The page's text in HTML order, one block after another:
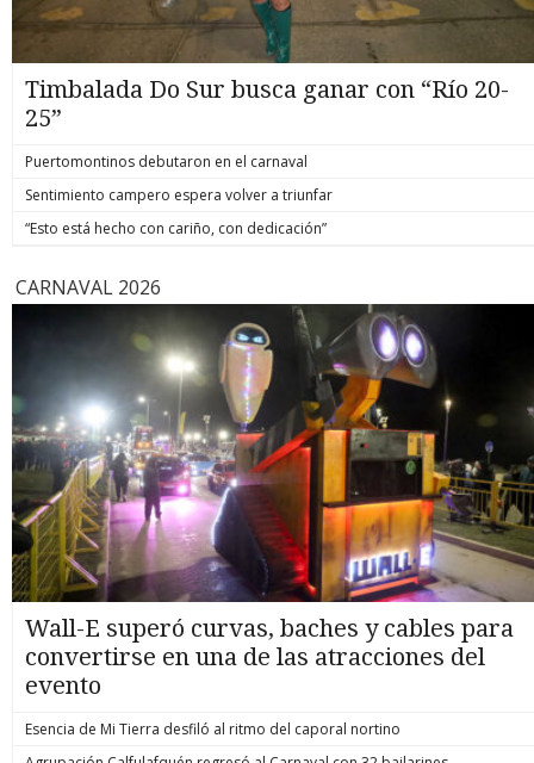
Timbalada Do Sur busca ganar con “Río 20-
25”
Puertomontinos debutaron en el carnaval
Sentimiento campero espera volver a triunfar
“Esto está hecho con cariño, con dedicación”
CARNAVAL 2026
Wall-E superó curvas, baches y cables para
convertirse en una de las atracciones del
evento
Esencia de Mi Tierra desfiló al ritmo del caporal nortino